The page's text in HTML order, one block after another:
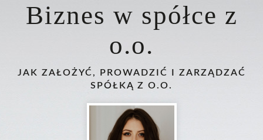
Biznes w spółce z
o.o.
JAK ZAŁOŻYĆ, PROWADZIĆ I ZARZĄDZAĆ
SPÓŁKĄ Z O.O.